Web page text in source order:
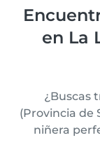
en La
¿Buscas
(Provincia de
niñera